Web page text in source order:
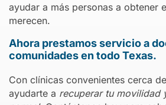
ayudar a más personas a obtener
merecen.
Ahora prestamos servicio a
comunidades en todo Texas.
Con clínicas convenientes cerca
ayudarte a recuperar tu movilidad